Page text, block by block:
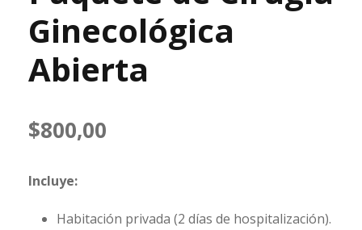
Ginecológica
Abierta
$800,00
Incluye:
Habitación privada (2 días de hospitalización).